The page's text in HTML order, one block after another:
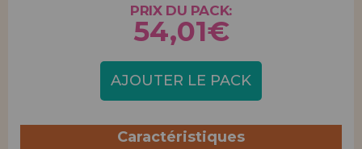
PRIX DU PACK:
54,01€
AJOUTER LE PACK
Caractéristiques